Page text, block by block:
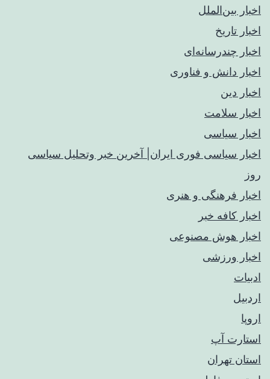
اخبار بین‌الملل
اخبار تاریخ
اخبار چندرسانه‌ای
اخبار دانش و فناوری
اخبار دین
اخبار سلامت
اخبار سیاسی
اخبار سیاسی فوری ایران| آخرین خبر وتحلیل سیاسی
روز
اخبار فرهنگی و هنری
اخبار کافه خبر
اخبار هوش مصنوعی
اخبار ورزشی
ادبیات
اردبیل
اروپا
استارت آپ
استان تهران